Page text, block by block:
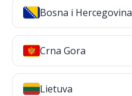
Bosna i Hercegovina
Crna Gora
Lietuva